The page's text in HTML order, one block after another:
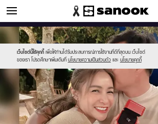
ข่าวบันเทิง
เว็บไซต์นี้ใช้คุกกี้ เพื่อให้ท่านได้รับประสบการณ์การใช้งานที่ดีที่สุดบน เว็บไซต์
ของเรา โปรดศึกษาเพิ่มเติมที่ นโยบายความเป็นส่วนตัว และ นโยบายคุกกี้
Sanook
//s.isanook.com/sr/0/images/logo-
new-
sanook.png
600
60
//s.isanook.com/ns/0/ud/1732/8663698/kt001.jpg